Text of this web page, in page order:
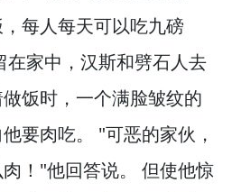
每人每天可以吃九磅
家中， 汉斯和劈石人去
饭时， 一个满脸皱纹的
要肉吃。
"可恶的家伙，
！ "他回答说。
但使他惊